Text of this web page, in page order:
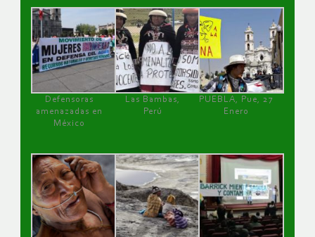
Defensoras
amenazadas en
México
Las Bambas,
Perú
PUEBLA, Pue, 27
Enero